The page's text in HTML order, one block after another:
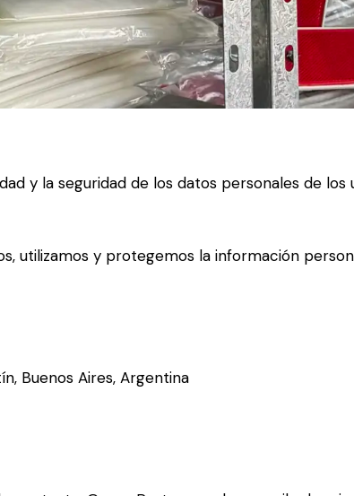
y la seguridad de los datos personales de los
utilizamos y protegemos la información
Buenos Aires, Argentina